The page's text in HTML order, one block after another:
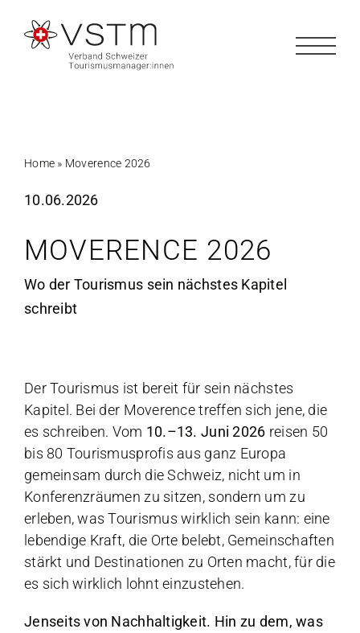
Inhalt
springen
Home » Moverence 2026
10.06.2026
MOVERENCE 2026
Wo der Tourismus sein nächstes Kapitel
schreibt
Der Tourismus ist bereit für sein nächstes
Kapitel. Bei der Moverence treffen sich jene, die
es schreiben. Vom 10.–13. Juni 2026 reisen 50
bis 80 Tourismusprofis aus ganz Europa
gemeinsam durch die Schweiz, nicht um in
Konferenzräumen zu sitzen, sondern um zu
erleben, was Tourismus wirklich sein kann: eine
lebendige Kraft, die Orte belebt, Gemeinschaften
stärkt und Destinationen zu Orten macht, für die
es sich wirklich lohnt einzustehen.
Jenseits von Nachhaltigkeit. Hin zu dem, was